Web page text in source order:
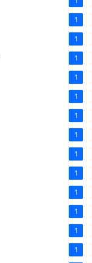
1
1
1
1
1
1
1
1
1
1
1
1
1